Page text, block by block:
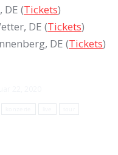
DE (Tickets)
DE (Tickets)
DE (Tickets)